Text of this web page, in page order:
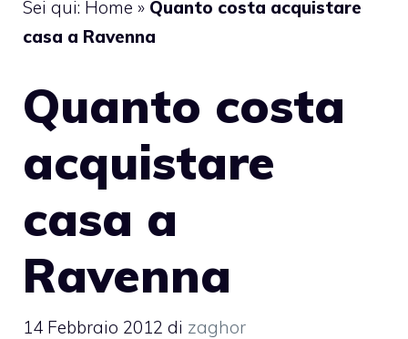
Sei qui: Home » Quanto costa acquistare
casa a Ravenna
Quanto costa
acquistare
casa a
Ravenna
14 Febbraio 2012 di zaghor